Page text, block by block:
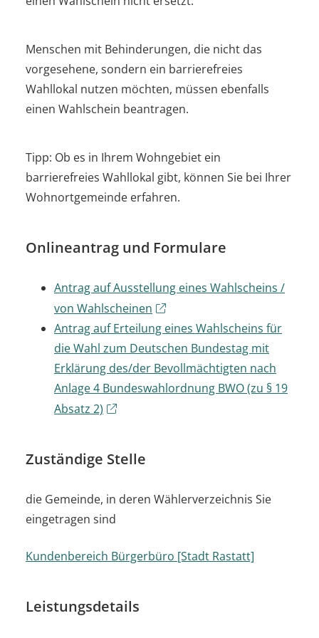
Menschen mit Behinderungen, die nicht das
vorgesehene, sondern ein barrierefreies
Wahllokal nutzen möchten, müssen ebenfalls
einen Wahlschein beantragen.
Tipp: Ob es in Ihrem Wohngebiet ein
barrierefreies Wahllokal gibt, können Sie bei Ihrer
Wohnortgemeinde erfahren.
Onlineantrag und Formulare
Antrag auf Ausstellung eines Wahlscheins /
von Wahlscheinen
Antrag auf Erteilung eines Wahlscheins für
die Wahl zum Deutschen Bundestag mit
Erklärung des/der Bevollmächtigten nach
Anlage 4 Bundeswahlordnung BWO (zu § 19
Absatz 2)
Zuständige Stelle
die Gemeinde, in deren Wählerverzeichnis Sie
eingetragen sind
Kundenbereich Bürgerbüro [Stadt Rastatt]
Leistungsdetails